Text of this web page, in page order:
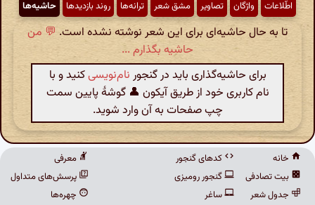
اطّلاعات واژگان تصاویر مشق شعر ترانه‌ها روند بازدیدها حاشیه‌ها
تا به حال حاشیه‌ای برای این شعر نوشته نشده است. 💬 من
حاشیه بگذارم ...
برای حاشیه‌گذاری باید در گنجور نام‌نویسیکنید و با
نام کاربری خود از طریق آیکون 👤 گوشهٔ پایین سمت
چپ صفحات به آن وارد شوید.
خانه
بیت تصادفی
جدول شعر
کدهای گنجور
گنجور رومیزی
ساغر
معرفی
پرسش‌های متداول
چهره‌ها